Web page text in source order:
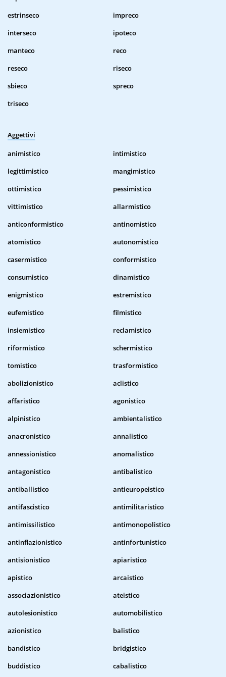
estrinseco
impreco
interseco
ipoteco
manteco
reco
reseco
riseco
sbieco
spreco
triseco
Aggettivi
animistico
intimistico
legittimistico
mangimistico
ottimistico
pessimistico
vittimistico
allarmistico
anticonformistico
antinomistico
atomistico
autonomistico
casermistico
conformistico
consumistico
dinamistico
enigmistico
estremistico
eufemistico
filmistico
insiemistico
reclamistico
riformistico
schermistico
tomistico
trasformistico
abolizionistico
aclistico
affaristico
agonistico
alpinistico
ambientalistico
anacronistico
annalistico
annessionistico
anomalistico
antagonistico
antibalistico
antiballistico
antieuropeistico
antifascistico
antimilitaristico
antimissilistico
antimonopolistico
antinflazionistico
antinfortunistico
antisionistico
apiaristico
apistico
arcaistico
associazionistico
ateistico
autolesionistico
automobilistico
azionistico
balistico
bandistico
bridgistico
buddistico
cabalistico